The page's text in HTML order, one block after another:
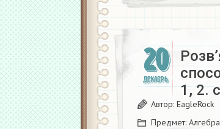
20
ДЕКАБРЬ
1, 2.
Автор: EagleRock
Предмет: Алгебра